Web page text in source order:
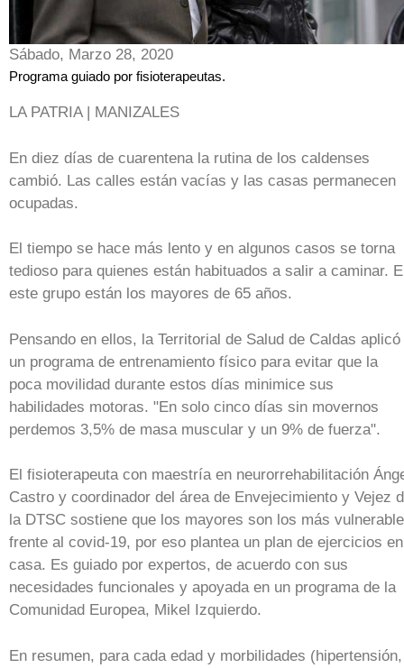
Sábado, Marzo 28, 2020
Programa guiado por fisioterapeutas.
LA PATRIA | MANIZALES
En diez días de cuarentena la rutina de los caldenses
cambió. Las calles están vacías y las casas permanecen
ocupadas.
El tiempo se hace más lento y en algunos casos se torna
tedioso para quienes están habituados a salir a caminar.
este grupo están los mayores de 65 años.
Pensando en ellos, la Territorial de Salud de Caldas aplicó
un programa de entrenamiento físico para evitar que la
poca movilidad durante estos días minimice sus
habilidades motoras. "En solo cinco días sin movernos
perdemos 3,5% de masa muscular y un 9% de fuerza".
El fisioterapeuta con maestría en neurorrehabilitación
Castro y coordinador del área de Envejecimiento y Vejez
la DTSC sostiene que los mayores son los más
frente al covid-19, por eso plantea un plan de ejercicios en
casa. Es guiado por expertos, de acuerdo con sus
necesidades funcionales y apoyada en un programa de la
Comunidad Europea, Mikel Izquierdo.
En resumen, para cada edad y morbilidades (hipertensión,